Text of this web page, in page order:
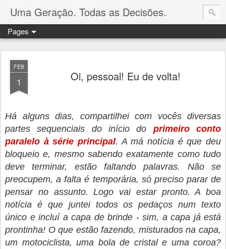
Uma Geração. Todas as Decisões.
Pages
FEB
1 Oi, pessoal! Eu de volta!
Há alguns dias, compartilhei com vocês diversas
partes sequenciais do início do primeiro conto
paralelo à série principal. A má notícia é que deu
bloqueio e, mesmo sabendo exatamente como tudo
deve terminar, estão faltando palavras. Não se
preocupem, a falta é temporária, só preciso parar de
pensar no assunto. Logo vai estar pronto. A boa
notícia é que juntei todos os pedaços num texto
único e incluí a capa de brinde - sim, a capa já está
prontinha! O que estão fazendo, misturados na capa,
um motociclista, uma bola de cristal e uma coroa?